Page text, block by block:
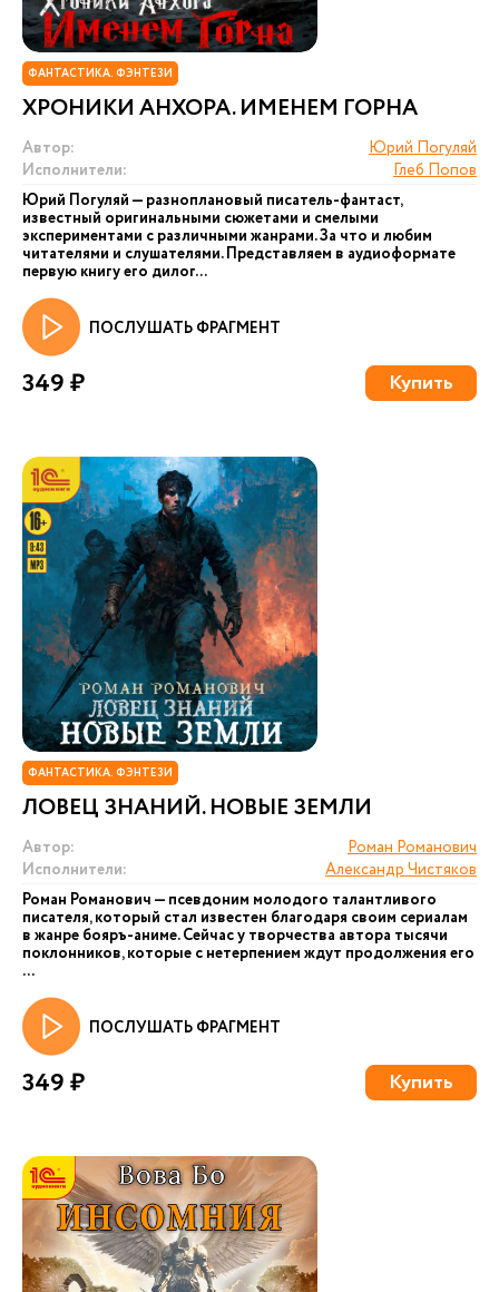
ФАНТАСТИКА. ФЭНТЕЗИ
ХРОНИКИ АНХОРА. ИМЕНЕМ ГОРНА
Автор:
Юрий Погуляй
Исполнители:
Глеб Попов
Юрий Погуляй — разноплановый писатель-фантаст,
известный оригинальными сюжетами и смелыми
экспериментами с различными жанрами. За что и любим
читателями и слушателями. Представляем в аудиоформате
первую книгу его дилог...
ПОСЛУШАТЬ ФРАГМЕНТ
349 ₽ Купить
ФАНТАСТИКА. ФЭНТЕЗИ
ЛОВЕЦ ЗНАНИЙ. НОВЫЕ ЗЕМЛИ
Автор:
Роман Романович
Исполнители:
Александр Чистяков
Роман Романович — псевдоним молодого талантливого
писателя, который стал известен благодаря своим сериалам
в жанре бояръ-аниме. Сейчас у творчества автора тысячи
поклонников, которые с нетерпением ждут продолжения его
...
ПОСЛУШАТЬ ФРАГМЕНТ
349 ₽ Купить